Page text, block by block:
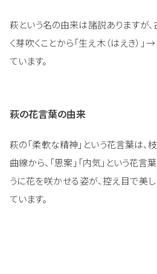
萩という名の由来は諸説ありますが
く芽吹くことから「生え木（はえき）
ています。
萩の花言葉の由来
萩の「柔軟な精神」という花言葉は、
曲線から、「思案」「内気」という花言
うに花を咲かせる姿が、控え目で美
ています。